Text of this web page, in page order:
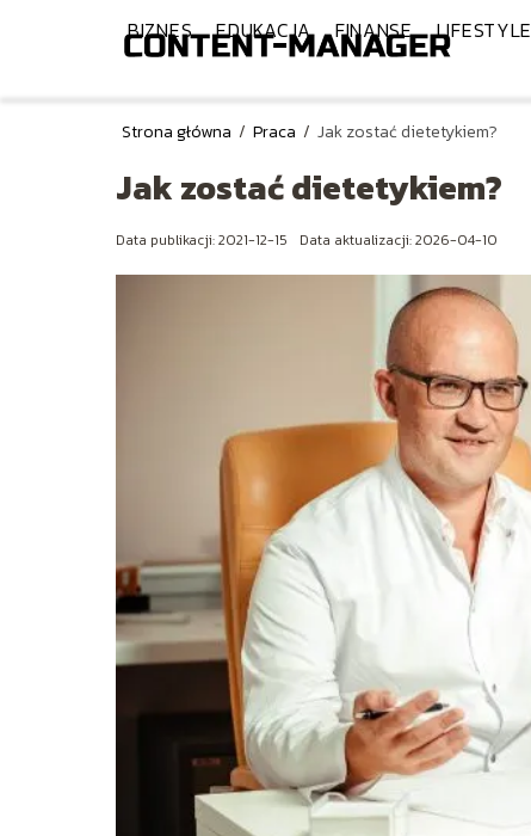
BIZNES EDUKACJA FINANSE LIFESTYLE
Strona główna / Praca / Jak zostać dietetykiem?
Jak zostać dietetykiem?
Data publikacji: 2021-12-15 Data aktualizacji: 2026-04-10